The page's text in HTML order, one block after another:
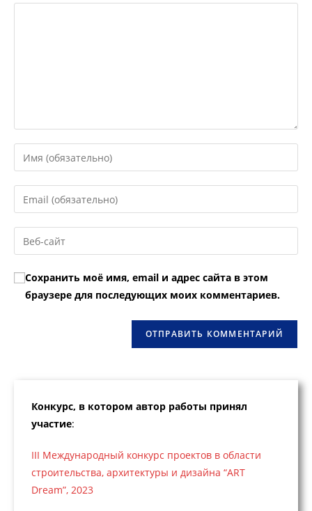
Введите
свое
имя
или
пользователя,
чтобы
прокомментировать
Введите
свой
email-
адрес,
прокомментировать
Введите
URL
вашего
веб-
сайта
Сохранить моё имя, email и адрес сайта в этом
браузере для последующих моих комментариев.
Конкурс, в котором автор работы принял
участие:
III Международный конкурс проектов в области
строительства, архитектуры и дизайна “ART
Dream”, 2023